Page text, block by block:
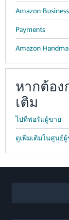
Amazon
Payments
Amazon
หากต้อง
เติม
ไปที่ฟอรัมผู้ขาย
ดูเพิ่มเติมในศูนย์